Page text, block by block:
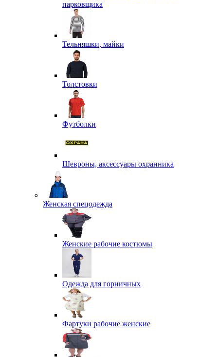
парковщика
Тельняшки, майки
Толстовки
Футболки
Шевроны, аксессуары охранника
Женская спецодежда
Женские рабочие костюмы
Одежда для горничных
Фартуки рабочие женские